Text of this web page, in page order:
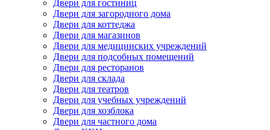
Двери для гостиниц
Двери для загородного дома
Двери для коттеджа
Двери для магазинов
Двери для медицинских учреждений
Двери для подсобных помещений
Двери для ресторанов
Двери для склада
Двери для театров
Двери для учебных учреждений
Двери для хозблока
Двери для частного дома